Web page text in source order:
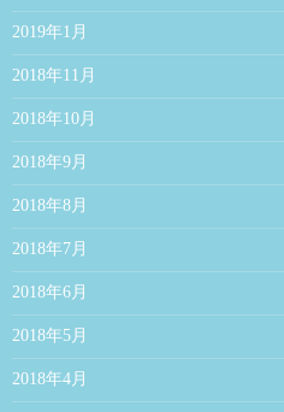
2019年1月
2018年11月
2018年10月
2018年9月
2018年8月
2018年7月
2018年6月
2018年5月
2018年4月